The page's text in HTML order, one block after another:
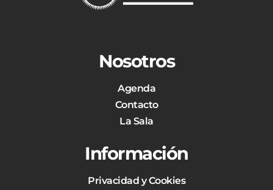
Nosotros
Agenda
Contacto
La Sala
Información
Privacidad y Cookies